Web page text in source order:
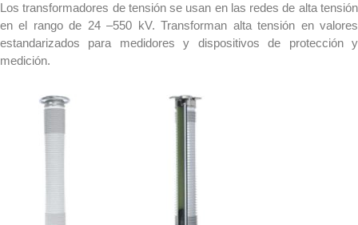
Los transformadores de tensión se usan en las redes de alta tensión
en el rango de 24 –550 kV. Transforman alta tensión en valores
estandarizados para medidores y dispositivos de protección y
medición.